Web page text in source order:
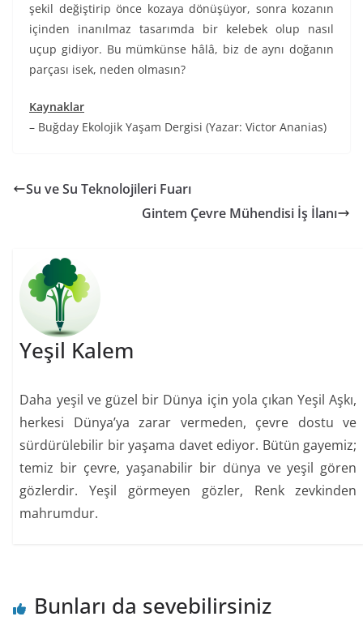
şekil değiştirip önce kozaya dönüşüyor, sonra kozanın
içinden inanılmaz tasarımda bir kelebek olup nasıl
uçup gidiyor. Bu mümkünse hâlâ, biz de aynı doğanın
parçası isek, neden olmasın?
Kaynaklar
– Buğday Ekolojik Yaşam Dergisi (Yazar: Victor Ananias)
Su ve Su Teknolojileri Fuarı
Gintem Çevre Mühendisi İş İlanı
Yeşil Kalem
Daha yeşil ve güzel bir Dünya için yola çıkan Yeşil Aşkı,
herkesi Dünya’ya zarar vermeden, çevre dostu ve
sürdürülebilir bir yaşama davet ediyor. Bütün gayemiz;
temiz bir çevre, yaşanabilir bir dünya ve yeşil gören
gözlerdir. Yeşil görmeyen gözler, Renk zevkinden
mahrumdur.
Bunları da sevebilirsiniz